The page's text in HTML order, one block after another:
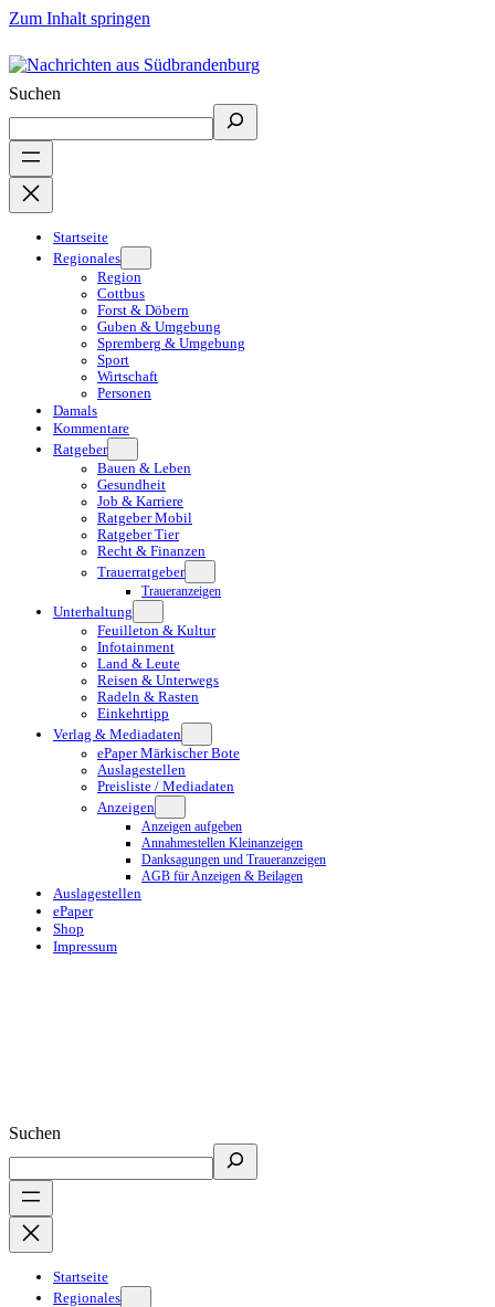
Zum Inhalt springen
Suchen
Startseite
Regionales
Region
Cottbus
Forst & Döbern
Guben & Umgebung
Spremberg & Umgebung
Sport
Wirtschaft
Personen
Damals
Kommentare
Ratgeber
Bauen & Leben
Gesundheit
Job & Karriere
Ratgeber Mobil
Ratgeber Tier
Recht & Finanzen
Trauerratgeber
Traueranzeigen
Unterhaltung
Feuilleton & Kultur
Infotainment
Land & Leute
Reisen & Unterwegs
Radeln & Rasten
Einkehrtipp
Verlag & Mediadaten
ePaper Märkischer Bote
Auslagestellen
Preisliste / Mediadaten
Anzeigen
Anzeigen aufgeben
Annahmestellen Kleinanzeigen
Danksagungen und Traueranzeigen
AGB für Anzeigen & Beilagen
Auslagestellen
ePaper
Shop
Impressum
Suchen
Startseite
Regionales